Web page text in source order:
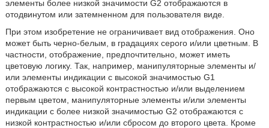
элементы более низкой значимости G2 отображаются в
отодвинутом или затемненном для пользователя виде.
При этом изобретение не ограничивает вид отображения. Оно
может быть черно-белым, в градациях серого и/или цветным. В
частности, отображение, предпочтительно, может иметь
цветовую логику. Так, например, манипуляторные элементы и/
или элементы индикации с высокой значимостью G1
отображаются с высокой контрастностью и/или выделением
первым цветом, манипуляторные элементы и/или элементы
индикации с более низкой значимостью G2 отображаются с
низкой контрастностью и/или сбросом до второго цвета. Кроме